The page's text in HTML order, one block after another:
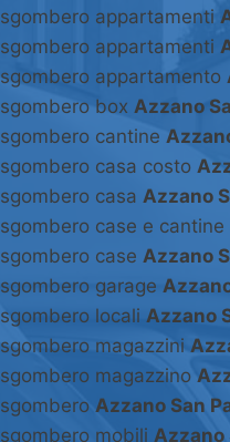
sgombero appartamenti
sgombero appartamenti
sgombero appartamento
sgombero box Azzano
sgombero cantine
sgombero casa costo
sgombero casa Azzano
sgombero case e cantine
sgombero case Azzano
sgombero garage
sgombero locali Azzano
sgombero magazzini
sgombero magazzino
sgombero Azzano San
sgombero mobili Azzano